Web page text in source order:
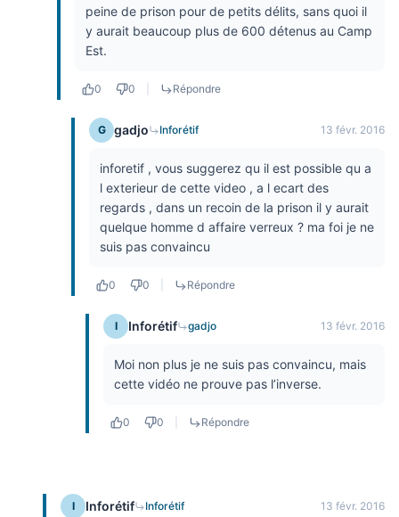
peine de prison pour de petits délits, sans quoi il
y aurait beaucoup plus de 600 détenus au Camp
Est.
0 0 Répondre
G gadjo Inforétif 13 févr. 2016
inforetif , vous suggerez qu il est possible qu a
l exterieur de cette video , a l ecart des
regards , dans un recoin de la prison il y aurait
quelque homme d affaire verreux ? ma foi je ne
suis pas convaincu
0 0 Répondre
I Inforétif gadjo 13 févr. 2016
Moi non plus je ne suis pas convaincu, mais
cette vidéo ne prouve pas l’inverse.
0 0 Répondre
I Inforétif Inforétif 13 févr. 2016